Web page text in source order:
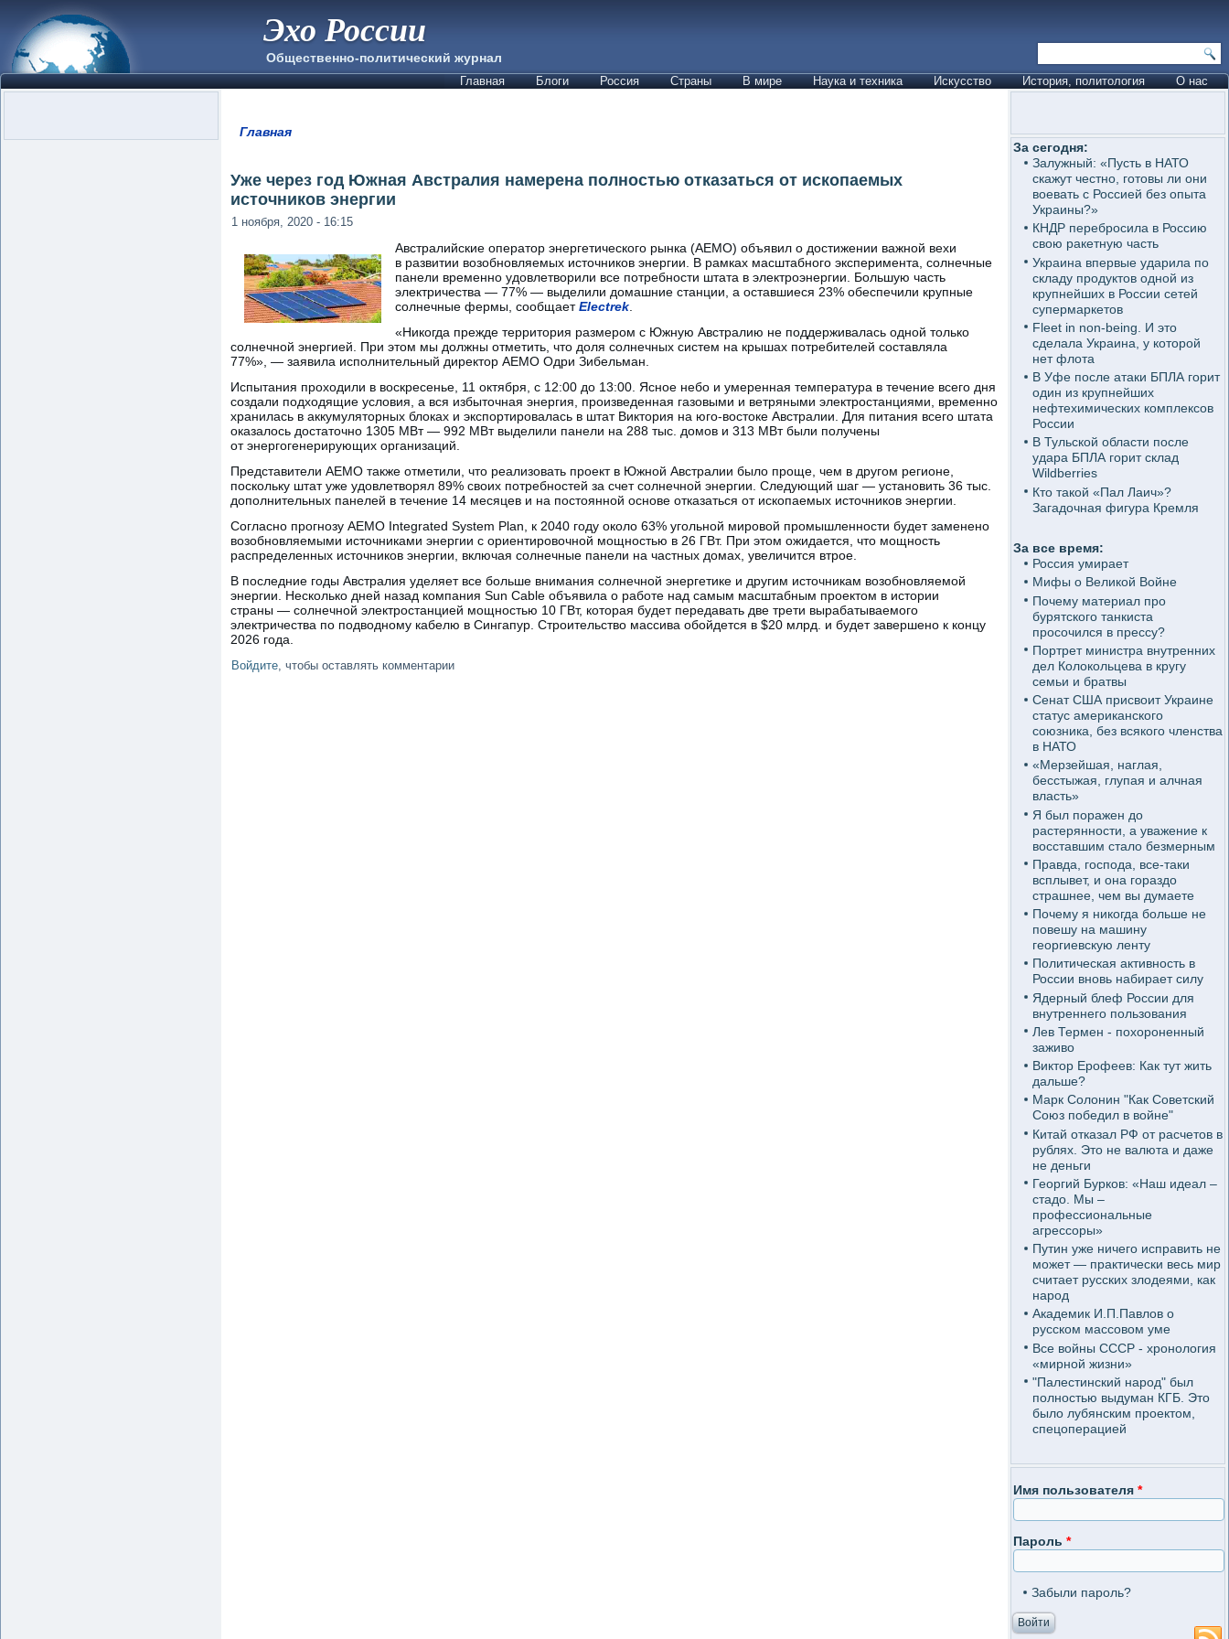
Эхо России
Общественно-политический журнал
Главная Блоги Россия Страны В мире Наука и техника Искусство История, политология О нас
Главная
Уже через год Южная Австралия намерена полностью отказаться от ископаемых
источников энергии
1 ноября, 2020 - 16:15
Австралийские оператор энергетического рынка (AEMO) объявил о достижении важной вехи
в развитии возобновляемых источников энергии. В рамках масштабного эксперимента, солнечные
панели временно удовлетворили все потребности штата в электроэнергии. Большую часть
электричества — 77% — выделили домашние станции, а оставшиеся 23% обеспечили крупные
солнечные фермы, сообщаетElectrek
«Никогда прежде территория размером с Южную Австралию не поддерживалась одной только
солнечной энергией. При этом мы должны отметить, что доля солнечных систем на крышах потребителей составляла
77%», — заявила исполнительный директор AEMO Одри Зибельман.
Испытания проходили в воскресенье, 11 октября, с 12:00 до 13:00. Ясное небо и умеренная температура в течение всего дня
создали подходящие условия, а вся избыточная энергия, произведенная газовыми и ветряными электростанциями, временно
хранилась в аккумуляторных блоках и экспортировалась в штат Виктория на юго-востоке Австралии. Для питания всего штата
оказалось достаточно 1305 МВт — 992 МВт выделили панели на 288 тыс. домов и 313 МВт были получены
от энергогенерирующих организаций.
Представители AEMO также отметили, что реализовать проект в Южной Австралии было проще, чем в другом регионе,
поскольку штат уже удовлетворял 89% своих потребностей за счет солнечной энергии. Следующий шаг — установить 36 тыс.
дополнительных панелей в течение 14 месяцев и на постоянной основе отказаться от ископаемых источников энергии.
Согласно прогнозу AEMO Integrated System Plan, к 2040 году около 63% угольной мировой промышленности будет заменено
возобновляемыми источниками энергии с ориентировочной мощностью в 26 ГВт. При этом ожидается, что мощность
распределенных источников энергии, включая солнечные панели на частных домах, увеличится втрое.
В последние годы Австралия уделяет все больше внимания солнечной энергетике и другим источникам возобновляемой
энергии. Несколько дней назад компания Sun Cable объявила о работе над самым масштабным проектом в истории
страны — солнечной электростанцией мощностью 10 ГВт, которая будет передавать две трети вырабатываемого
электричества по подводному кабелю в Сингапур. Строительство массива обойдется в $20 млрд. и будет завершено к концу
2026 года.
Войдите , чтобы оставлять комментарии
За сегодня:
Залужный: «Пусть в НАТО
скажут честно, готовы ли они
воевать с Россией без опыта
Украины?»
КНДР перебросила в Россию
свою ракетную часть
Украина впервые ударила по
складу продуктов одной из
крупнейших в России сетей
супермаркетов
Fleet in non-being. И это
сделала Украина, у которой
нет флота
В Уфе после атаки БПЛА горит
один из крупнейших
нефтехимических комплексов
России
В Тульской области после
удара БПЛА горит склад
Wildberries
Кто такой «Пал Лаич»?
Загадочная фигура Кремля
За все время:
Россия умирает
Мифы о Великой Войне
Почему материал про
бурятского танкиста
просочился в прессу?
Портрет министра внутренних
дел Колокольцева в кругу
семьи и братвы
Сенат США присвоит Украине
статус американского
союзника, без всякого членства
в НАТО
«Мерзейшая, наглая,
бесстыжая, глупая и алчная
власть»
Я был поражен до
растерянности, а уважение к
восставшим стало безмерным
Правда, господа, все-таки
всплывет, и она гораздо
страшнее, чем вы думаете
Почему я никогда больше не
повешу на машину
георгиевскую ленту
Политическая активность в
России вновь набирает силу
Ядерный блеф России для
внутреннего пользования
Лев Термен - похороненный
заживо
Виктор Ерофеев: Как тут жить
дальше?
Марк Солонин "Как Советский
Союз победил в войне"
Китай отказал РФ от расчетов в
рублях. Это не валюта и даже
не деньги
Георгий Бурков: «Наш идеал –
стадо. Мы –
профессиональные
агрессоры»
Путин уже ничего исправить не
может — практически весь мир
считает русских злодеями, как
народ
Академик И.П.Павлов о
русском массовом уме
Все войны СССР - хронология
«мирной жизни»
"Палестинский народ" был
полностью выдуман КГБ. Это
было лубянским проектом,
спецоперацией
Имя пользователя *
Пароль *
Забыли пароль?